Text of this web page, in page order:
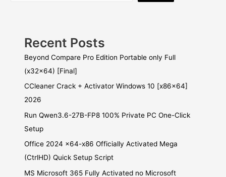
Recent Posts
Beyond Compare Pro Edition Portable only Full
(x32x64) [Final]
CCleaner Crack + Activator Windows 10 [x86x64]
2026
Run Qwen3.6-27B-FP8 100% Private PC One-Click
Setup
Office 2024 x64-x86 Officially Activated Mega
(CtrlHD) Quick Setup Script
MS Microsoft 365 Fully Activated no Microsoft